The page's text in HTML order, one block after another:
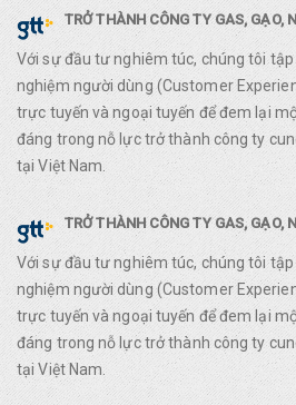
TRỞ THÀNH CÔNG TY GAS, GẠO,
Với sự đầu tư nghiêm túc, chúng tôi
nghiệm người dùng (Customer
trực tuyến và ngoại tuyến để đem lại
đáng trong nỗ lực trở thành công ty
tại Việt Nam.
TRỞ THÀNH CÔNG TY GAS, GẠO,
Với sự đầu tư nghiêm túc, chúng tôi
nghiệm người dùng (Customer
trực tuyến và ngoại tuyến để đem lại
đáng trong nỗ lực trở thành công ty
tại Việt Nam.